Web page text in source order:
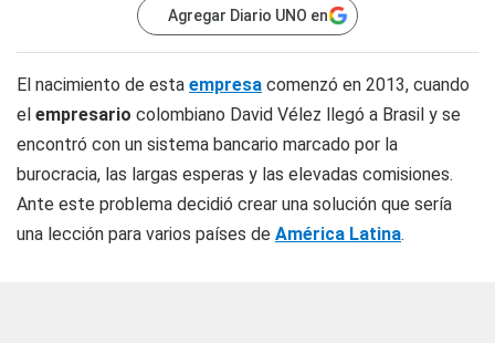
Agregar Diario UNO en
El nacimiento de esta empresa comenzó en 2013, cuando
el empresario colombiano David Vélez llegó a Brasil y se
encontró con un sistema bancario marcado por la
burocracia, las largas esperas y las elevadas comisiones.
Ante este problema decidió crear una solución que sería
una lección para varios países de América Latina.